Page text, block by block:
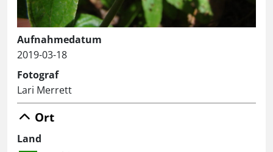
Aufnahmedatum
2019-03-18
Fotograf
Lari Merrett
Ort
Land